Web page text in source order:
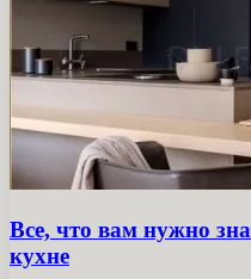
Все, что вам нужно
кухне